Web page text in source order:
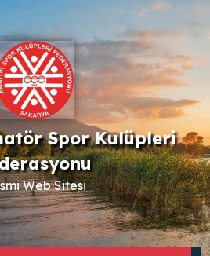
Spor Kulüpleri
Web Sitesi